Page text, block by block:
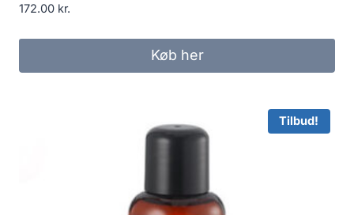
172.00 kr.
Køb her
Tilbud!